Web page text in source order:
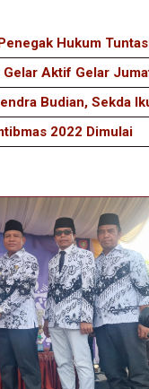
Hukum
Aktif Gelar
Budian, Sekda
2022 Dimulai